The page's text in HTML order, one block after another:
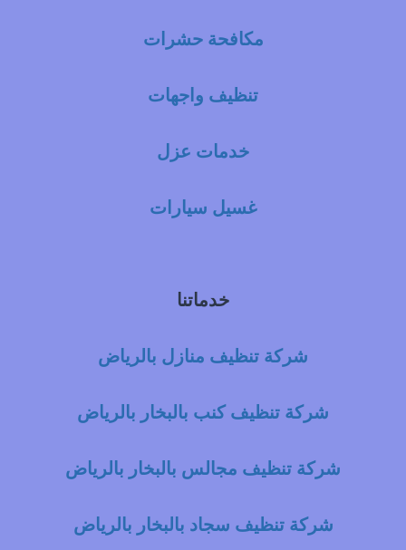
مكافحة حشرات
تنظيف واجهات
خدمات عزل
غسيل سيارات
خدماتنا
شركة تنظيف منازل بالرياض
شركة تنظيف كنب بالبخار بالرياض
شركة تنظيف مجالس بالبخار بالرياض
شركة تنظيف سجاد بالبخار بالرياض